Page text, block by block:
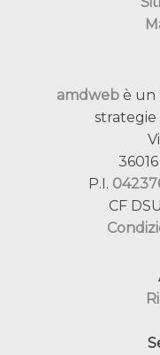
amdwebè un
strategie
P.I.
CF